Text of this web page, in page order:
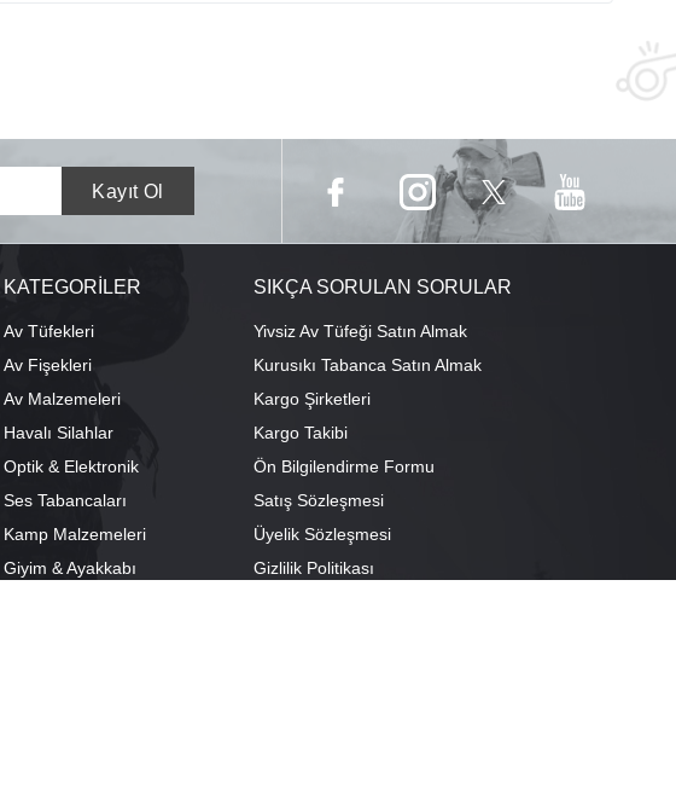
KATEGORİLER
Av Tüfekleri
Av Fişekleri
Av Malzemeleri
Havalı Silahlar
Optik & Elektronik
Ses Tabancaları
Kamp Malzemeleri
Giyim & Ayakkabı
SIKÇA SORULAN SORULAR
Yivsiz Av Tüfeği Satın Almak
Kurusıkı Tabanca Satın Almak
Kargo Şirketleri
Kargo Takibi
Ön Bilgilendirme Formu
Satış Sözleşmesi
Üyelik Sözleşmesi
Gizlilik Politikası